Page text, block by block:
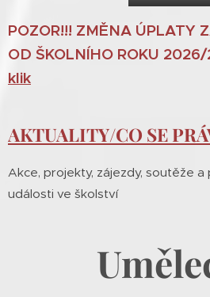
POZOR!!! ZMĚNA ÚPLATY
OD ŠKOLNÍHO ROKU
klik
AKTUALITY/CO SE
Akce, projekty, zájezdy, soutěže a
události ve školství